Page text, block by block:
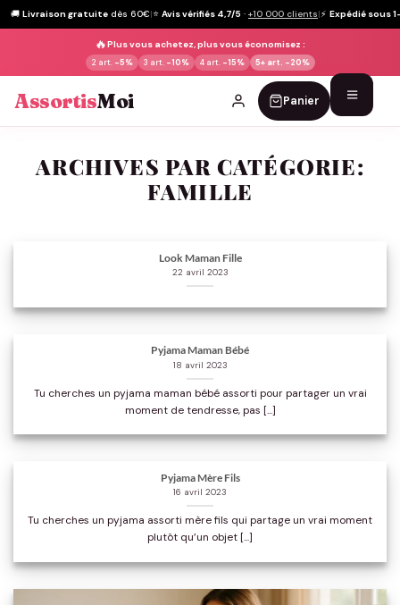
🚚 Livraison gratuite dès 60€|⭐ Avis vérifiés 4,7/5 · +10 000 clients|⚡ Expédié sous
🔥Plus vous achetez, plus vous économisez :
2 art. -5% 3 art. -10% 4 art. -15% 5+ art. -20%
AssortisMoi Panier
contenuARCHIVES PAR CATÉGORIE:
FAMILLE
Look Maman Fille
22 avril 2023
Pyjama Maman Bébé
18 avril 2023
Tu cherches un pyjama maman bébé assorti pour partager un vrai
moment de tendresse, pas [...]
Pyjama Mère Fils
16 avril 2023
Tu cherches un pyjama assorti mère fils qui partage un vrai moment
plutôt qu’un objet [...]